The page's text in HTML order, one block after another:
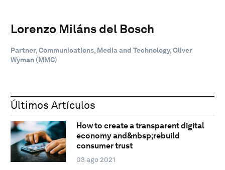
Lorenzo Miláns del Bosch
Partner, Communications, Media and Technology, Oliver
Wyman (MMC)
Últimos Artículos
How to create a transparent digital
economy and&nbsp;rebuild
consumer trust
03 ago 2021